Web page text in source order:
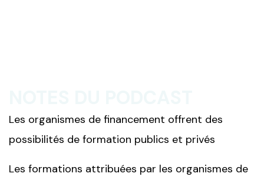
Les organismes de financement offrent des
possibilités de formation publics et privés
Les formations attribuées par les organismes de